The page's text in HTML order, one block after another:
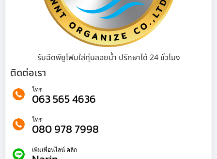
รับฉีดพียูโฟมใส่ทุ่นลอยน้ำ ปรึกษาได้ 24 ชั่วโมง
ติดต่อเรา
โทร
063 565 4636
โทร
080 978 7998
เพิ่มเพื่อนไลน์ คลิก